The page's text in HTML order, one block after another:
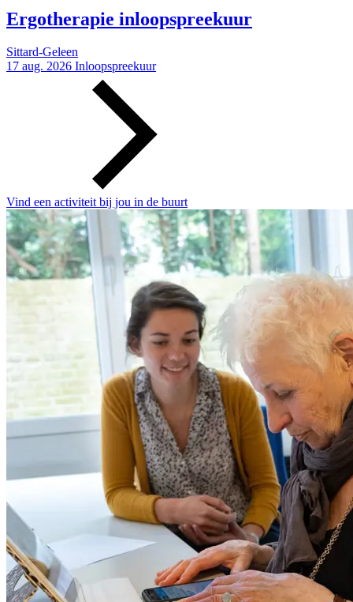
Ergotherapie inloopspreekuur
Sittard-Geleen
17 aug. 2026 Inloopspreekuur
Vind een activiteit bij jou in de buurt